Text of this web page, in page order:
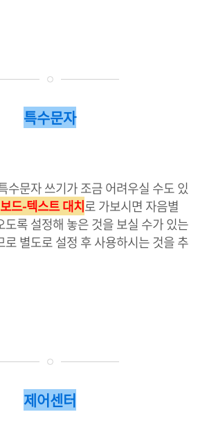
특수문자
수문자 쓰기가 조금 어려우실 수도 있
드-텍스트 대치로 가보시면 자음별
도록 설정해 놓은 것을 보실 수가 있는
로 별도로 설정 후 사용하시는 것을 추
제어센터